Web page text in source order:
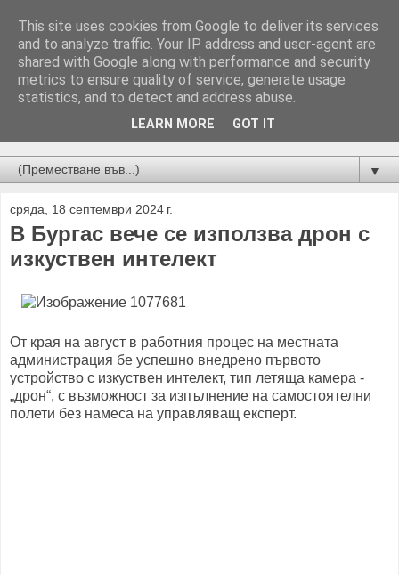
Новини от Бургас, страната и света!
▼
сряда, 18 септември 2024 г.
В Бургас вече се използва дрон с
изкуствен интелект
Oт края на август в работния процес на местната
администрация бе успешно внедрено първото
устройство с изкуствен интелект, тип летяща камера -
„дрон“, с възможност за изпълнение на самостоятелни
полети без намеса на управляващ експерт.
This site uses cookies from Google to deliver its services
and to analyze traffic. Your IP address and user-agent are
shared with Google along with performance and security
metrics to ensure quality of service, generate usage
statistics, and to detect and address abuse.
LEARN MORE GOT IT